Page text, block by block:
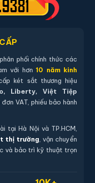
hãng (đã lắp sẵn, dự
trình thiết lập mã.
ký online qua mã sản
HK-A1D-
vân tay chính
88 bạn có thể
ấn vào mua hàng hệ
phối chính thức các
với hơn10 năm kinh
két sắt thương hiệu
Liberty, Việt Tiệp
VAT, phiếu bảo hành
tại Hà Nội và TP.HCM,
thị trường , vận chuyển
và bảo trì kỹ thuật trọn